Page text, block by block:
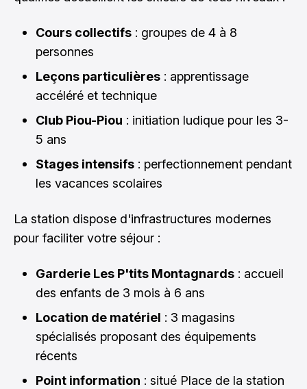
Cours collectifs : groupes de 4 à 8
personnes
Leçons particulières : apprentissage
accéléré et technique
Club Piou-Piou : initiation ludique pour les 3-
5 ans
Stages intensifs : perfectionnement pendant
les vacances scolaires
La station dispose d'infrastructures modernes
pour faciliter votre séjour :
Garderie Les P'tits Montagnards : accueil
des enfants de 3 mois à 6 ans
Location de matériel : 3 magasins
spécialisés proposant des équipements
récents
Point information : situé Place de la station